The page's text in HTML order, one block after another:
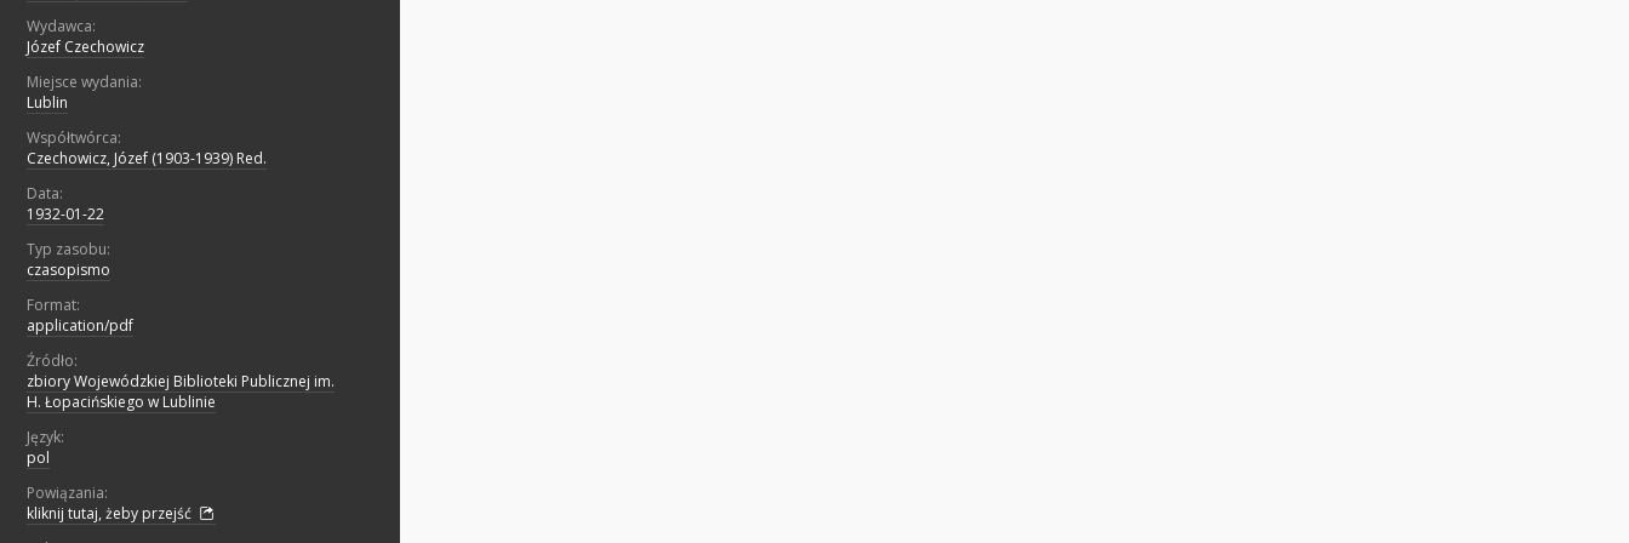
Wydawca:
Józef Czechowicz
Miejsce wydania:
Lublin
Współtwórca:
Czechowicz, Józef (1903-1939) Red.
Data:
1932-01-22
Typ zasobu:
czasopismo
Format:
application/pdf
Źródło:
zbiory Wojewódzkiej Biblioteki Publicznej im.
H. Łopacińskiego w Lublinie
Język:
pol
Powiązania:
kliknij tutaj, żeby przejść